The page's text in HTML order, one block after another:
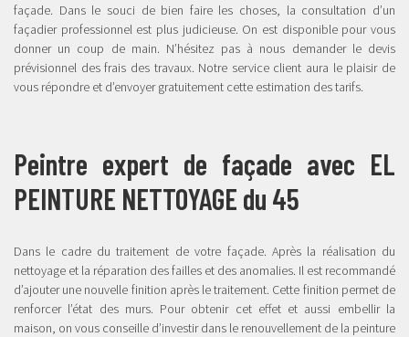
façade. Dans le souci de bien faire les choses, la consultation d’un
façadier professionnel est plus judicieuse. On est disponible pour vous
donner un coup de main. N’hésitez pas à nous demander le devis
prévisionnel des frais des travaux. Notre service client aura le plaisir de
vous répondre et d’envoyer gratuitement cette estimation des tarifs.
Peintre expert de façade avec EL
PEINTURE NETTOYAGE du 45
Dans le cadre du traitement de votre façade. Après la réalisation du
nettoyage et la réparation des failles et des anomalies. Il est recommandé
d’ajouter une nouvelle finition après le traitement. Cette finition permet de
renforcer l’état des murs. Pour obtenir cet effet et aussi embellir la
maison, on vous conseille d’investir dans le renouvellement de la peinture